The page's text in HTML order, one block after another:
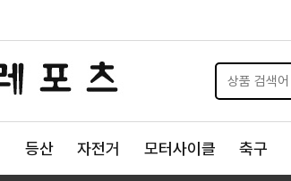
등산 자전거 모터사이클 축구